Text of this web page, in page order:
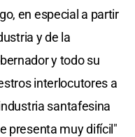
en especial a partir
y de la
y todo su
interlocutores a
santafesina
presenta muy difícil"